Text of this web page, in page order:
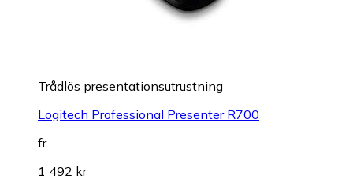
Trådlös presentationsutrustning
Logitech Professional Presenter R700
fr.
1 492 kr